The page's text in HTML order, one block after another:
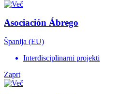
Asociación Ábrego
Španija (EU)
Interdisciplinarni projekti
Zaprt